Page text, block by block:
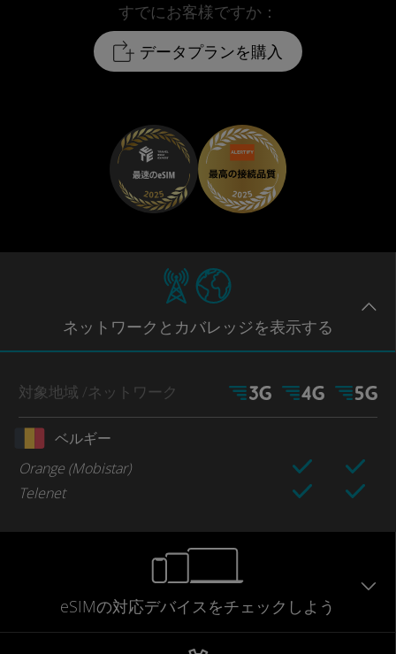
すでにお客様ですか：
データプランを購入
ネットワークとカバレッジを表示する
対象地域 /ネットワーク
ベルギー
Orange (Mobistar)
Telenet
eSIMの対応デバイスをチェックしよう